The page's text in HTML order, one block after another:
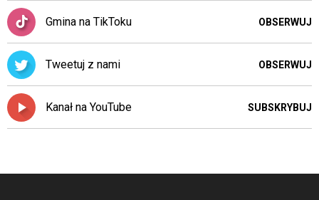
Gmina na TikToku OBSERWUJ
Tweetuj z nami OBSERWUJ
Kanał na YouTube SUBSKRYBUJ